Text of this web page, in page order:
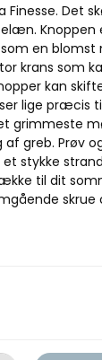
Det
Knoppen
en
krans som
kan
lige præcis
grimmeste
af greb. Prøv
stykke
til dit